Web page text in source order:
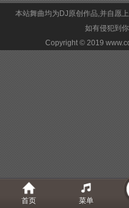
首页 菜单
本站舞曲均为DJ原创作品,并自愿
如有侵犯到
Copyright © 2019